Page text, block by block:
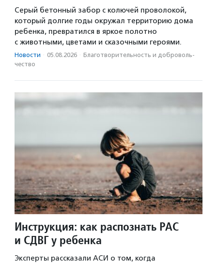
Серый бетонный забор с колючей проволокой,
который долгие годы окружал территорию дома
ребенка, превратился в яркое полотно
с животными, цветами и сказочными героями.
Новости · 05.08.2026 · Благотвори­тель­ность и доброволь­
чест­во
Инструкция: как распознать РАС
и СДВГ у ребенка
Эксперты рассказали АСИ о том, когда